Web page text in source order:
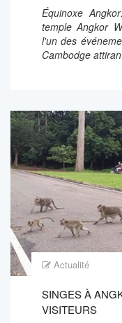
Équinoxe
temple Angkor
l'un des
Cambodge
Actualité
SINGES À
VISITEURS